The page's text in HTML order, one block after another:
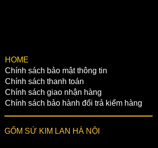
​HOME
Chính sách bảo mật thông tin
Chính sách thanh toán
Chính sách giao nhận hàng
Chính sách bảo hành đổi trả kiểm hàng
GỐM SỨ KIM LAN HÀ NỘI